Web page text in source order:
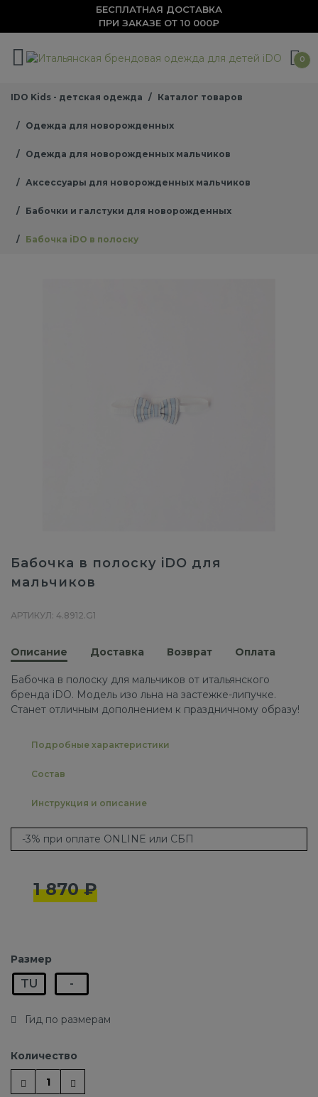
БЕСПЛАТНАЯ ДОСТАВКА
ПРИ ЗАКАЗЕ ОТ 10 000₽
0
IDO Kids - детская одежда Каталог товаров
Одежда для новорожденных
Одежда для новорожденных мальчиков
Аксессуары для новорожденных мальчиков
Бабочки и галстуки для новорожденных
Бабочка iDO в полоску
Бабочка в полоску iDO для
мальчиков
АРТИКУЛ: 4.8912.G1
Описание Доставка Возврат Оплата
Бабочка в полоску для мальчиков от итальянского
бренда iDO. Модель изо льна на застежке-липучке.
Станет отличным дополнением к праздничному образу!
Подробные характеристики
Состав
Инструкция и описание
-3% при оплате ONLINE или СБП
1 870 ₽
Размер
TU -
Гид по размерам
Количество